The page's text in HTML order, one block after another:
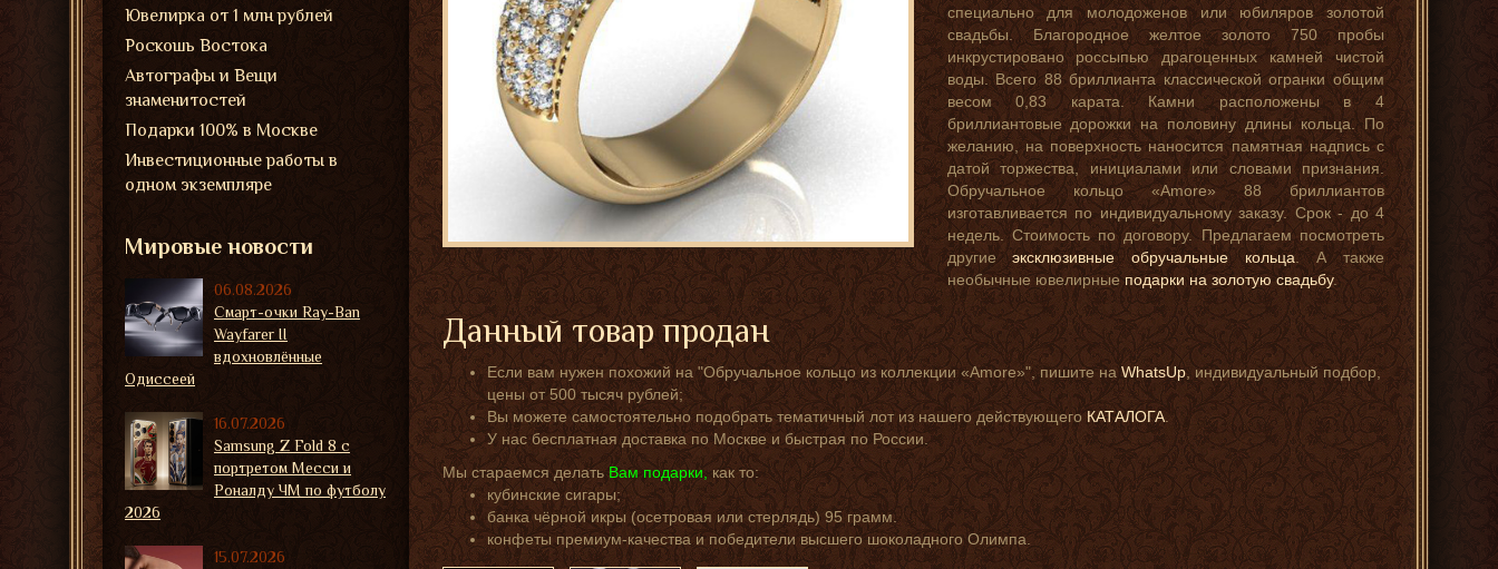
специально для молодоженов или юбиляров золотой
свадьбы. Благородное желтое золото 750 пробы
инкрустировано россыпью драгоценных камней чистой
воды. Всего 88 бриллианта классической огранки общим
весом 0,83 карата. Камни расположены в 4
бриллиантовые дорожки на половину длины кольца. По
желанию, на поверхность наносится памятная надпись с
датой торжества, инициалами или словами признания.
Обручальное кольцо «Amore» 88 бриллиантов
изготавливается по индивидуальному заказу. Срок - до 4
недель. Стоимость по договору. Предлагаем посмотреть
другиеэксклюзивные обручальные кольца. А также
необычные ювелирныеподарки на золотую свадьбу.
Данный товар продан
Если вам нужен похожий на "Обручальное кольцо из коллекции «Amore»", пишите на WhatsUp, индивидуальный подбор,
цены от 500 тысяч рублей;
Вы можете самостоятельно подобрать тематичный лот из нашего действующегоКАТАЛОГА
У нас бесплатная доставка по Москве и быстрая по России.
Мы стараемся делатьВам подарки,как то:
кубинские сигары;
банка чёрной икры (осетровая или стерлядь) 95 грамм.
конфеты премиум-качества и победители высшего шоколадного Олимпа.
Ювелирка от 1 млн рублей
Роскошь Востока
Автографы и Вещи
знаменитостей
Подарки 100% в Москве
Инвестиционные работы в
одном экземпляре
Мировые новости
06.08.2026
Смарт-очки Ray-Ban
Wayfarer II
вдохновлённые
Одиссеей
16.07.2026
Samsung Z Fold 8 с
портретом Месси и
Роналду ЧМ по футболу
2026
15.07.2026